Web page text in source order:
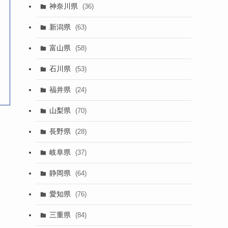
神奈川県 (36)
新潟県 (63)
富山県 (58)
石川県 (53)
福井県 (24)
山梨県 (70)
長野県 (28)
岐阜県 (37)
静岡県 (64)
愛知県 (76)
三重県 (84)